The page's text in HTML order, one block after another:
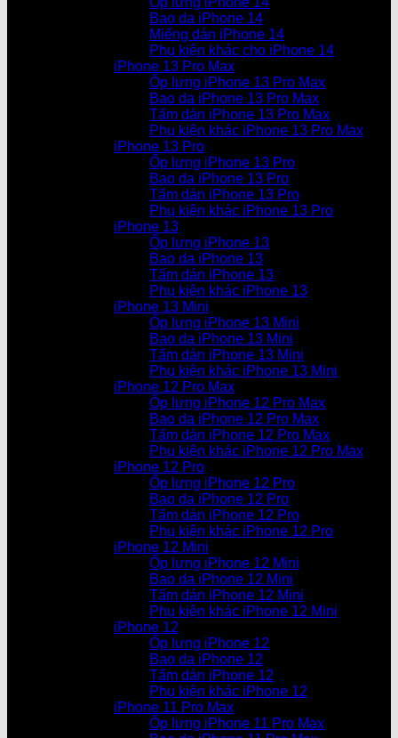
Bao da iPhone 14
Miếng dán iPhone 14
Phụ kiện khác cho iPhone 14
iPhone 13 Pro Max
Ốp lưng iPhone 13 Pro Max
Bao da iPhone 13 Pro Max
Tấm dán iPhone 13 Pro Max
Phụ kiện khác iPhone 13 Pro Max
iPhone 13 Pro
Ốp lưng iPhone 13 Pro
Bao da iPhone 13 Pro
Tấm dán iPhone 13 Pro
Phụ kiện khác iPhone 13 Pro
iPhone 13
Ốp lưng iPhone 13
Bao da iPhone 13
Tấm dán iPhone 13
Phụ kiện khác iPhone 13
iPhone 13 Mini
Ốp lưng iPhone 13 Mini
Bao da iPhone 13 Mini
Tấm dán iPhone 13 Mini
Phụ kiện khác iPhone 13 Mini
iPhone 12 Pro Max
Ốp lưng iPhone 12 Pro Max
Bao da iPhone 12 Pro Max
Tấm dán iPhone 12 Pro Max
Phụ kiện khác iPhone 12 Pro Max
iPhone 12 Pro
Ốp lưng iPhone 12 Pro
Bao da iPhone 12 Pro
Tấm dán iPhone 12 Pro
Phụ kiện khác iPhone 12 Pro
iPhone 12 Mini
Ốp lưng iPhone 12 Mini
Bao da iPhone 12 Mini
Tấm dán iPhone 12 Mini
Phụ kiện khác iPhone 12 Mini
iPhone 12
Ốp lưng iPhone 12
Bao da iPhone 12
Tấm dán iPhone 12
Phụ kiện khác iPhone 12
iPhone 11 Pro Max
Ốp lưng iPhone 11 Pro Max